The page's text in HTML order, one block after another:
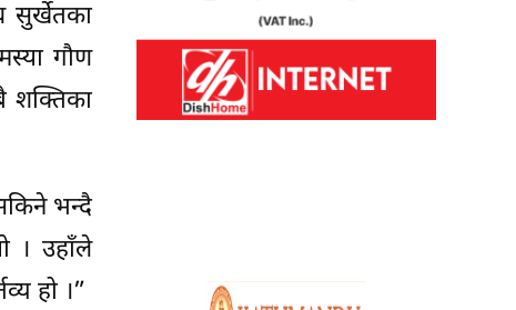
सुर्खेतका
गौण
शक्तिका
भन्दै
। उहाँले
हो ।”